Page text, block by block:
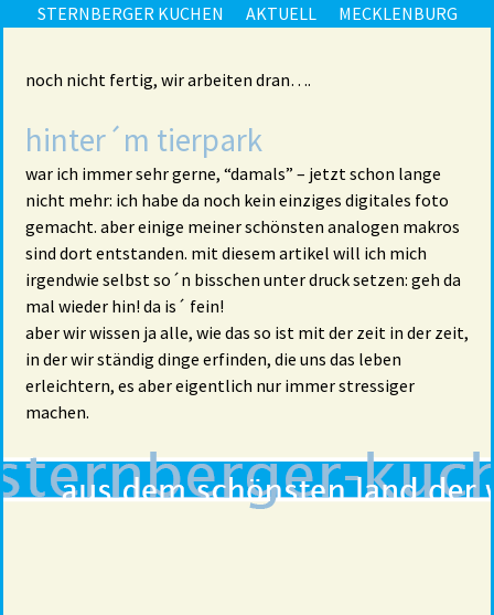
STERNBERGER KUCHEN AKTUELL MECKLENBURG
noch nicht fertig, wir arbeiten dran….
hinter´m tierpark
war ich immer sehr gerne, “damals” – jetzt schon lange
nicht mehr: ich habe da noch kein einziges digitales foto
gemacht. aber einige meiner schönsten analogen makros
sind dort entstanden. mit diesem artikel will ich mich
irgendwie selbst so´n bisschen unter druck setzen: geh da
mal wieder hin! da is´ fein!
aber wir wissen ja alle, wie das so ist mit der zeit in der zeit,
in der wir ständig dinge erfinden, die uns das leben
erleichtern, es aber eigentlich nur immer stressiger
machen.